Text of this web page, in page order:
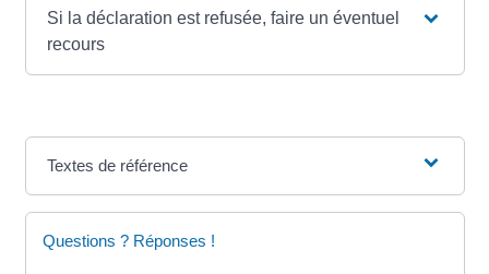
Si la déclaration est refusée, faire un éventuel
recours
Textes de référence
Questions ? Réponses !